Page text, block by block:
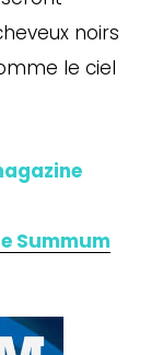
noirs
le ciel
Summum